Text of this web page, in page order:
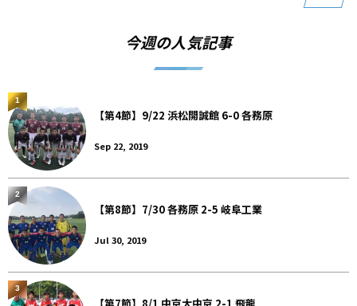
今週の人気記事
【第4節】9/22 浜松開誠館 6-0 各務原
Sep 22, 2019
1
【第8節】7/30 各務原 2-5 岐阜工業
Jul 30, 2019
2
3